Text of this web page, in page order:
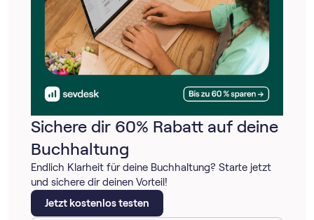
Sichere dir 60% Rabatt auf deine
Buchhaltung
Endlich Klarheit für deine Buchhaltung? Starte jetzt
und sichere dir deinen Vorteil!
Jetzt kostenlos testen